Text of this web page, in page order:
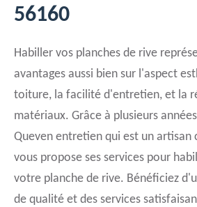
56160
Habiller vos planches de rive
avantages aussi bien sur l'aspect
toiture, la facilité d'entretien, et la
matériaux. Grâce à plusieurs
Queven entretien qui est un artisan
vous propose ses services pour
votre planche de rive. Bénéficiez
de qualité et des services